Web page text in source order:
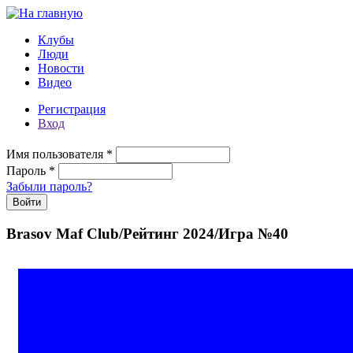
Перейти к основному содержанию
Клубы
Люди
Новости
Видео
Регистрация
Вход
Имя пользователя *
Пароль *
Забыли пароль?
Brasov Maf Club/Рейтинг 2024/Игра №40